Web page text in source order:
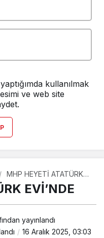
kullanılmak
ve web site
MHP HEYETİ ATATÜRK
EVİ’NDEEVİ’NDE
yayınlandı
16 Aralık 2025, 03:03